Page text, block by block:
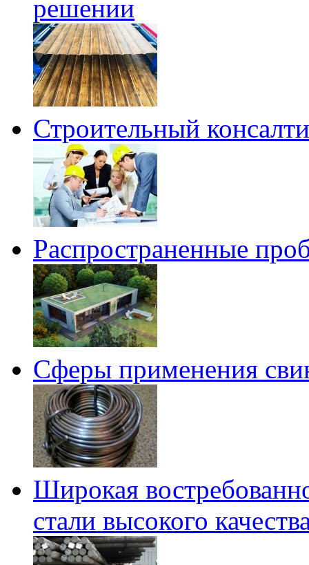
решении
Строительный
Распространенные
Сферы применения
Широкая
стали высокого